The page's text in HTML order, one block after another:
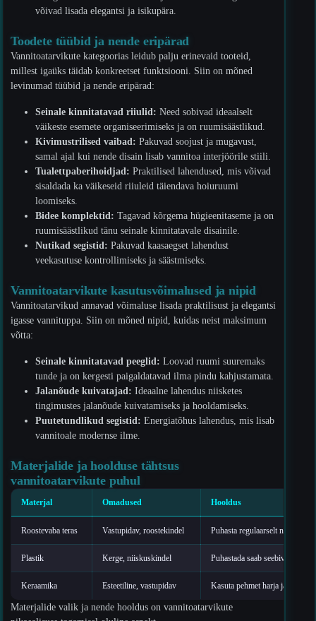
võivad lisada elegantsi ja isikupära.
Toodete tüübid ja nende eripärad
Vannitoatarvikute kategoorias leidub palju erinevaid tooteid,
millest igaüks täidab konkreetset funktsiooni. Siin on mõned
levinumad tüübid ja nende eripärad:
Seinale kinnitatavad riiulid: Need sobivad ideaalselt
väikeste esemete organiseerimiseks ja on ruumisäästlikud.
Kivimustrilised vaibad: Pakuvad soojust ja mugavust,
samal ajal kui nende disain lisab vannitoa interjöörile stiili.
Tualettpaberihoidjad: Praktilised lahendused, mis võivad
sisaldada ka väikeseid riiuleid täiendava hoiuruumi
loomiseks.
Bidee komplektid: Tagavad kõrgema hügieenitaseme ja on
ruumisäästlikud tänu seinale kinnitatavale disainile.
Nutikad segistid: Pakuvad kaasaegset lahendust
veekasutuse kontrollimiseks ja säästmiseks.
Vannitoatarvikute kasutusvõimalused ja nipid
Vannitoatarvikud annavad võimaluse lisada praktilisust ja elegantsi
igasse vannituppa. Siin on mõned nipid, kuidas neist maksimum
võtta:
Seinale kinnitatavad peeglid: Loovad ruumi suuremaks
tunde ja on kergesti paigaldatavad ilma pindu kahjustamata.
Jalanõude kuivatajad: Ideaalne lahendus niisketes
tingimustes jalanõude kuivatamiseks ja hooldamiseks.
Puutetundlikud segistid: Energiatõhus lahendus, mis lisab
vannitoale modernse ilme.
Materjalide ja hoolduse tähtsus
vannitoatarvikute puhul
Materjal Omadused Hooldus
Roostevaba teras Vastupidav, roostekindel Puhasta regulaarselt niiske
Plastik Kerge, niiskuskindel Puhastada saab seebiveega,
Keraamika Esteetiline, vastupidav Kasuta pehmet harja ja kergelt
Materjalide valik ja nende hooldus on vannitoatarvikute